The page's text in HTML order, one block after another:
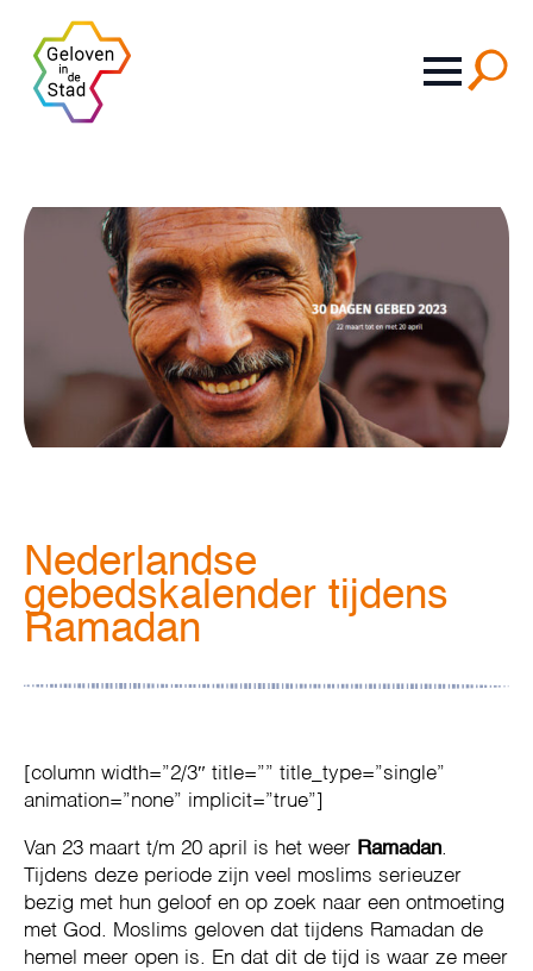
Nederlandse
gebedskalender tijdens
Ramadan
[column width=”2/3″ title=”” title_type=”single”
animation=”none” implicit=”true”]
Van 23 maart t/m 20 april is het weer Ramadan.
Tijdens deze periode zijn veel moslims serieuzer
bezig met hun geloof en op zoek naar een ontmoeting
met God. Moslims geloven dat tijdens Ramadan de
hemel meer open is. En dat dit de tijd is waar ze meer